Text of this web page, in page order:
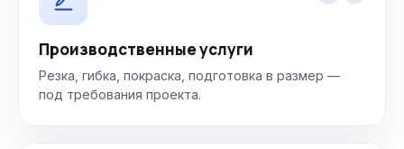
Производственные услуги
Резка, гибка, покраска, подготовка в размер —
под требования проекта.